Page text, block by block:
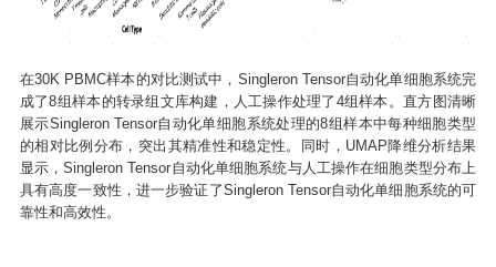
在30K PBMC样本的对比测试中，Singleron Tensor自动化单细胞系统完
成了8组样本的转录组文库构建，人工操作处理了4组样本。直方图清晰
展示Singleron Tensor自动化单细胞系统处理的8组样本中每种细胞类型
的相对比例分布，突出其精准性和稳定性。同时，UMAP降维分析结果
显示，Singleron Tensor自动化单细胞系统与人工操作在细胞类型分布上
具有高度一致性，进一步验证了Singleron Tensor自动化单细胞系统的可
靠性和高效性。